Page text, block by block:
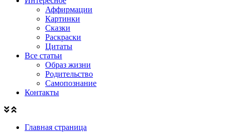
Аффирмации
Картинки
Сказки
Раскраски
Цитаты
Все статьи
Образ жизни
Родительство
Самопознание
Контакты
Главная страница